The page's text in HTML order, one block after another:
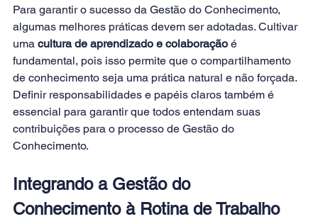
Para garantir o sucesso da Gestão do Conhecimento,
algumas melhores práticas devem ser adotadas. Cultivar
uma cultura de aprendizado e colaboração é
fundamental, pois isso permite que o compartilhamento
de conhecimento seja uma prática natural e não forçada.
Definir responsabilidades e papéis claros também é
essencial para garantir que todos entendam suas
contribuições para o processo de Gestão do
Conhecimento.
Integrando a Gestão do
Conhecimento à Rotina de Trabalho